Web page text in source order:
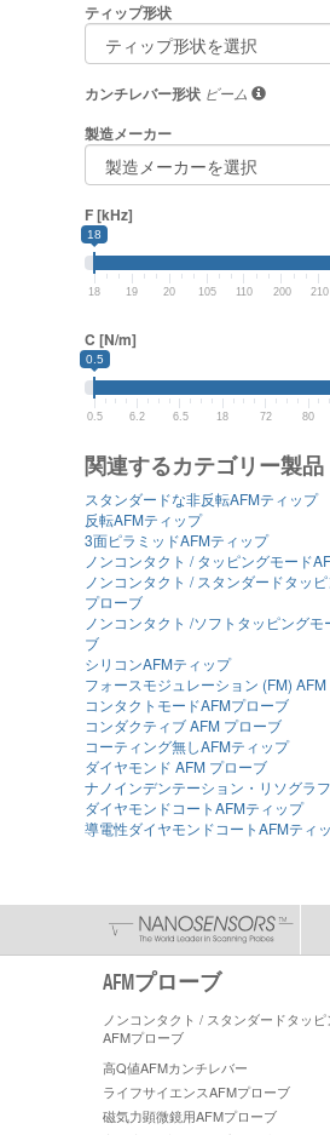
ティップ形状
カンチレバー形状 ビーム
製造メーカー
F [kHz]
18
18 19 20 105 110 200 210
C [N/m]
0.5
0.5 6.2 6.5 18 72 80
関連するカテゴリー製品
スタンダードな非反転AFMティップ
反転AFMティップ
3面ピラミッドAFMティップ
ノンコンタクト / タッピングモード
ノンコンタクト / スタンダードタッ
プローブ
ノンコンタクト /ソフトタッピングモ
ブ
シリコンAFMティップ
フォースモジュレーション (FM)
コンタクトモードAFMプローブ
コンダクティブ AFM プローブ
コーティング無しAFMティップ
ダイヤモンド AFM プローブ
ナノインデンテーション・リソグラ
ダイヤモンドコートAFMティップ
導電性ダイヤモンドコートAFMティ
AFMプローブ
ノンコンタクト / スタンダードタッ
AFMプローブ
高Q値AFMカンチレバー
ライフサイエンスAFMプローブ
磁気力顕微鏡用AFMプローブ